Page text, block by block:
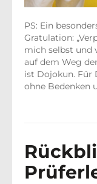
PS: Ein
Gratulation:
mich selbst und
auf dem Weg
ist Dojokun. Für
ohne Bedenken